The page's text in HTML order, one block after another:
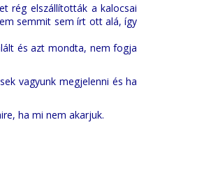
rég elszállították a kalocsai
semmit sem írt ott alá, így
és azt mondta, nem fogja
vagyunk megjelenni és ha
ha mi nem akarjuk.